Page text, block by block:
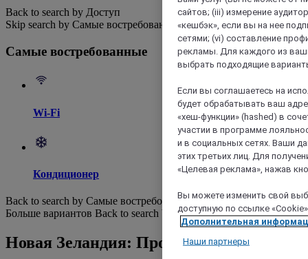
Back to search by Доступ
Skip search by Самые востребованные
Самые востребованные
Wi-Fi
Кондиционер
Back to search by Самые востребованные
Больше вариантов Back to search by categories
Новая Зеландия: Просмотр отелей
сайтов; (iii) измерение
«кешбэк», если вы на нее
сетями; (vi) составление
рекламы. Для каждого из
выбрать подходящие
Если вы соглашаетесь на
будет обрабатывать ваш
«хеш-функции» (hashed) в
участии в программе
и в социальных сетях. Ваши
этих третьих лиц. Для
«Целевая реклама», нажав
Вы можете изменить свой
доступную по ссылке
Дополнительная
Наши партнеры